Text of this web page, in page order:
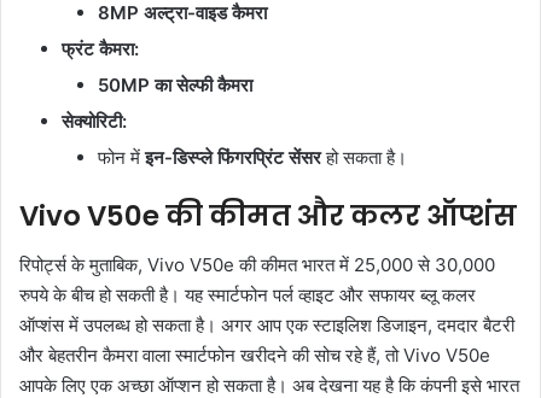
8MP अल्ट्रा-वाइड कैमरा
फ्रंट कैमरा:
50MP का सेल्फी कैमरा
सेक्योरिटी:
फोन मेंइन-डिस्प्ले फिंगरप्रिंट सेंसरहो सकता है।
Vivo V50e की कीमत और कलर ऑप्शंस
रिपोर्ट्स के मुताबिक, Vivo V50e की कीमत भारत में 25,000 से 30,000
रुपये के बीच हो सकती है। यह स्मार्टफोन पर्ल व्हाइट और सफायर ब्लू कलर
ऑप्शंस में उपलब्ध हो सकता है। अगर आप एक स्टाइलिश डिजाइन, दमदार बैटरी
और बेहतरीन कैमरा वाला स्मार्टफोन खरीदने की सोच रहे हैं, तो Vivo V50e
आपके लिए एक अच्छा ऑप्शन हो सकता है। अब देखना यह है कि कंपनी इसे भारत